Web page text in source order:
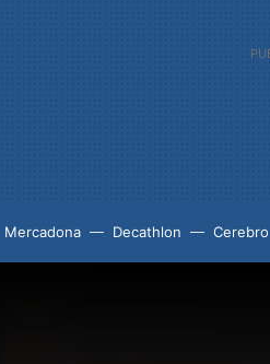
Mercadona Decathlon Cerebro